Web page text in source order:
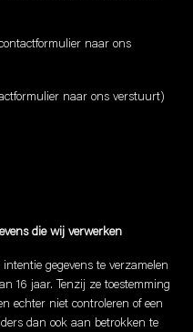
naar ons
naar ons verstuurt)
die wij verwerken
gegevens te verzamelen
16 jaar. Tenzij ze toestemming
echter niet controleren of een
dan ook aan betrokken te